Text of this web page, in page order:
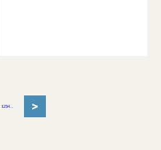
1234 >